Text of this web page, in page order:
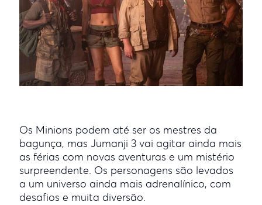
Os Minions podem até ser os mestres da
bagunça, mas Jumanji 3 vai agitar ainda mais
as férias com novas aventuras e um mistério
surpreendente. Os personagens são levados
a um universo ainda mais adrenalínico, com
desafios e muita diversão.